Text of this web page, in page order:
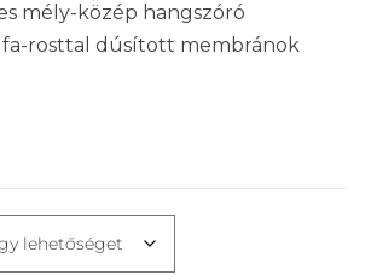
mély-közép hangszóró
fa-rosttal dúsított membránok